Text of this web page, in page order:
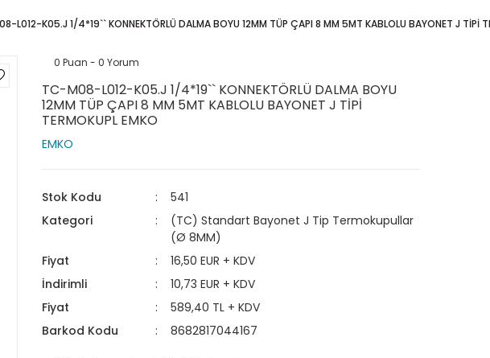
L012-K05.J 1/4*19`` KONNEKTÖRLÜ DALMA BOYU 12MM TÜP ÇAPI 8 MM 5MT KABLOLU BAYONET J TİPİ
0 Puan - 0 Yorum
TC-M08-L012-K05.J 1/4*19`` KONNEKTÖRLÜ DALMA BOYU
12MM TÜP ÇAPI 8 MM 5MT KABLOLU BAYONET J TİPİ
TERMOKUPL EMKO
EMKO
Stok Kodu
541
Kategori
(TC) Standart Bayonet J Tip Termokupullar
(Ø 8MM)
Fiyat
16,50 EUR + KDV
İndirimli
10,73 EUR + KDV
Fiyat
589,40 TL + KDV
Barkod Kodu
8682817044167